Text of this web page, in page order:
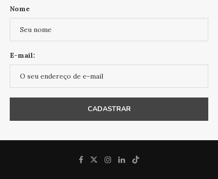
Nome
E-mail: